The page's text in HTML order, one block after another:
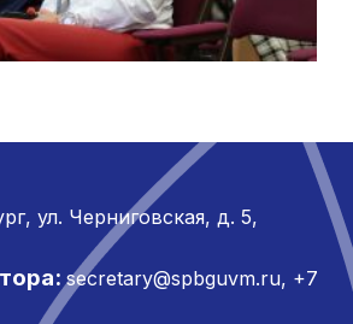
ул. Черниговская, д. 5,
secretary@spbguvm.ru, +7